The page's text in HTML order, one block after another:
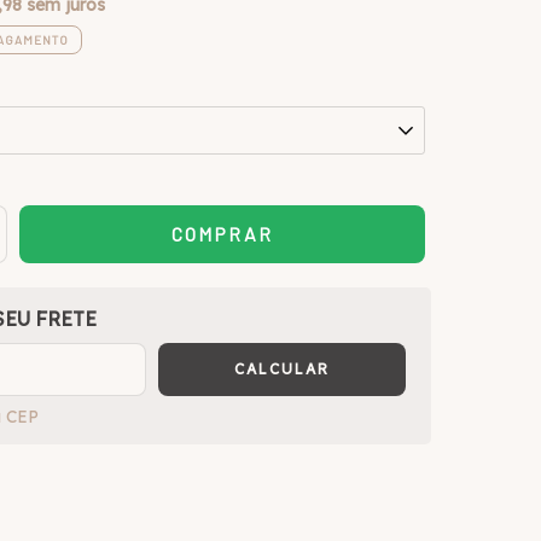
sem juros
FRETE
FRETE
CALCULAR